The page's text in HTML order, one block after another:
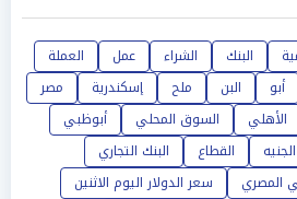
البنك الشراء عمل
العملة
أبو البن ملح إسكندرية
مصر
الأهلي السوق المحلي
أبوظبي
الجنيه القطاع
البنك التجاري
المصري
سعر الدولار اليوم الاثنين